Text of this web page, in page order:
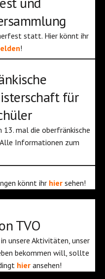
statt. Hier könnt ihr
!
für
mal die oberfränkische
Informationen zum
könnt ihr hier sehen!
TVO
unsere Aktivitäten, unser
bekommen will, sollte
hieransehen!